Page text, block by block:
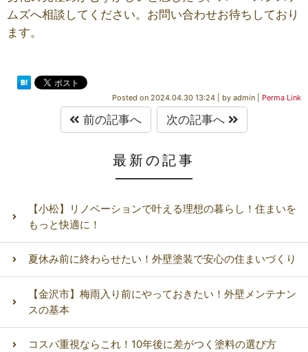
ムズへ相談してください。お問い合わせお待ちしており
ます。
Posted on 2024.04.30 13:24 by admin Perma Link
前の記事へ 次の記事へ
最新の記事
【小松】リノベーションで叶える理想の暮らし！住まいを
もっと快適に！
夏休み前に終わらせたい！外壁塗装で安心の住まいづくり
【金沢市】梅雨入り前にやっておきたい！外壁メンテナン
スの基本
コスパ重視ならこれ！10年後に差がつく塗料の選び方